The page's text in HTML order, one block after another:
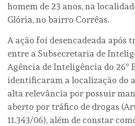
homem de 23 anos, na
Glória, no bairro Corrêas.
A ação foi desencadeada após
entre a Subsecretaria de
Agência de Inteligência do 26º
identificaram a localização do
alta relevância por possuir
aberto por tráfico de drogas
11.343/06), além de constar